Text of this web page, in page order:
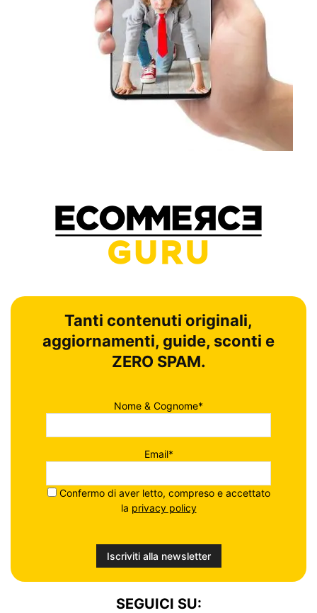
Tanti contenuti originali,
aggiornamenti, guide, sconti e
ZERO SPAM.
Nome & Cognome*
Email*
Confermo di aver letto, compreso e accettato
la privacy policy
SEGUICI SU: